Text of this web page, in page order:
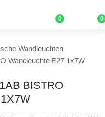
0 0
Wandleuchten
Wandleuchte E27 1x7W
BISTRO